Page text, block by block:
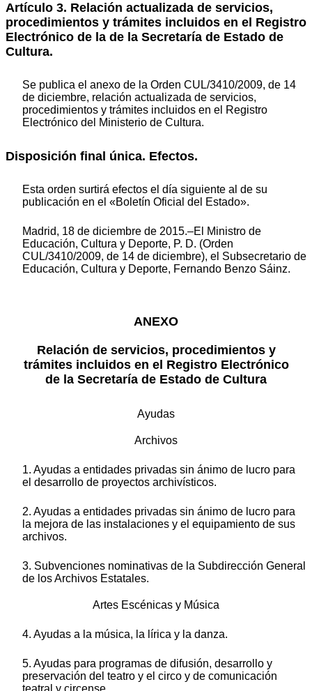
Artículo 3. Relación actualizada de servicios,
procedimientos y trámites incluidos en el Registro
Electrónico de la de la Secretaría de Estado de
Cultura.
Se publica el anexo de la Orden CUL/3410/2009, de 14
de diciembre, relación actualizada de servicios,
procedimientos y trámites incluidos en el Registro
Electrónico del Ministerio de Cultura.
Disposición final única. Efectos.
Esta orden surtirá efectos el día siguiente al de su
publicación en el «Boletín Oficial del Estado».
Madrid, 18 de diciembre de 2015.–El Ministro de
Educación, Cultura y Deporte, P. D. (Orden
CUL/3410/2009, de 14 de diciembre), el Subsecretario de
Educación, Cultura y Deporte, Fernando Benzo Sáinz.
ANEXO
Relación de servicios, procedimientos y
trámites incluidos en el Registro Electrónico
de la Secretaría de Estado de Cultura
Ayudas
Archivos
1. Ayudas a entidades privadas sin ánimo de lucro para
el desarrollo de proyectos archivísticos.
2. Ayudas a entidades privadas sin ánimo de lucro para
la mejora de las instalaciones y el equipamiento de sus
archivos.
3. Subvenciones nominativas de la Subdirección General
de los Archivos Estatales.
Artes Escénicas y Música
4. Ayudas a la música, la lírica y la danza.
5. Ayudas para programas de difusión, desarrollo y
preservación del teatro y el circo y de comunicación